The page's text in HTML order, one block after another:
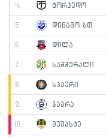
4. ტორპედო
5. დინამო ბთ
6. დილა
7. სამგურალი
8. სპაერი
9. გაგრა
10. მეშახტე